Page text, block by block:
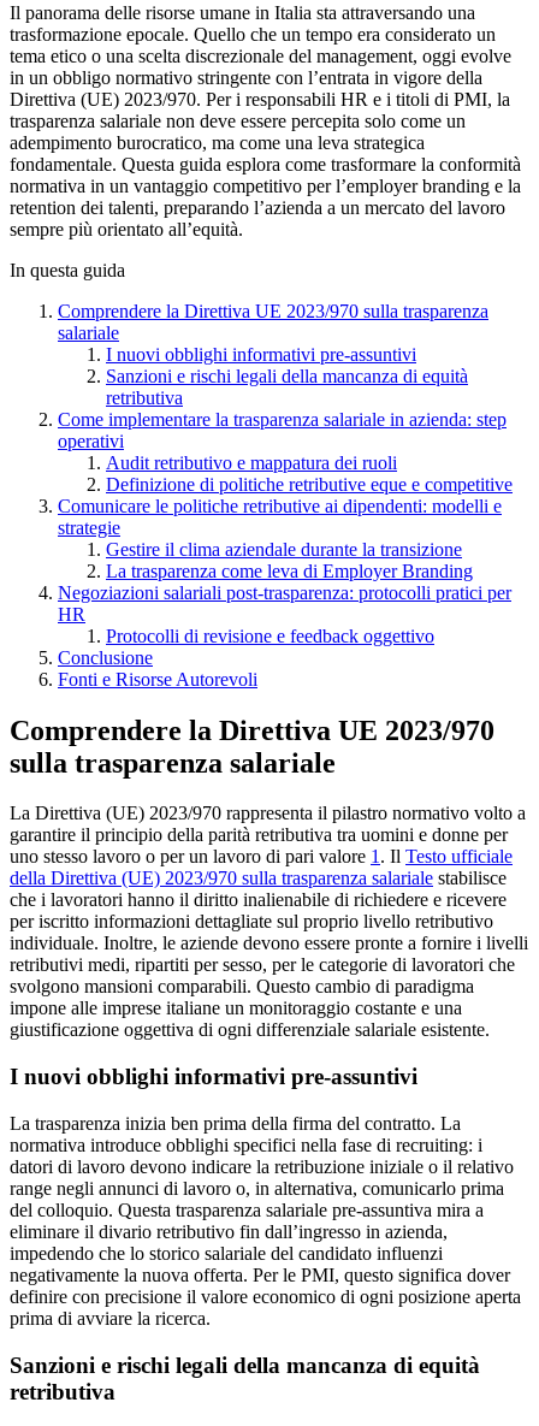
Il panorama delle risorse umane in Italia sta attraversando una
trasformazione epocale. Quello che un tempo era considerato un
tema etico o una scelta discrezionale del management, oggi evolve
in un obbligo normativo stringente con l’entrata in vigore della
Direttiva (UE) 2023/970. Per i responsabili HR e i titoli di PMI, la
trasparenza salariale non deve essere percepita solo come un
adempimento burocratico, ma come una leva strategica
fondamentale. Questa guida esplora come trasformare la conformità
normativa in un vantaggio competitivo per l’employer branding e la
retention dei talenti, preparando l’azienda a un mercato del lavoro
sempre più orientato all’equità.
In questa guida
Comprendere la Direttiva UE 2023/970 sulla trasparenza
salariale
I nuovi obblighi informativi pre-assuntivi
Sanzioni e rischi legali della mancanza di equità
retributiva
Come implementare la trasparenza salariale in azienda: step
operativi
Audit retributivo e mappatura dei ruoli
Definizione di politiche retributive eque e competitive
Comunicare le politiche retributive ai dipendenti: modelli e
strategie
Gestire il clima aziendale durante la transizione
La trasparenza come leva di Employer Branding
Negoziazioni salariali post-trasparenza: protocolli pratici per
HR
Protocolli di revisione e feedback oggettivo
Conclusione
Fonti e Risorse Autorevoli
Comprendere la Direttiva UE 2023/970
sulla trasparenza salariale
La Direttiva (UE) 2023/970 rappresenta il pilastro normativo volto a
garantire il principio della parità retributiva tra uomini e donne per
uno stesso lavoro o per un lavoro di pari valore 1. Il Testo ufficiale
della Direttiva (UE) 2023/970 sulla trasparenza salariale stabilisce
che i lavoratori hanno il diritto inalienabile di richiedere e ricevere
per iscritto informazioni dettagliate sul proprio livello retributivo
individuale. Inoltre, le aziende devono essere pronte a fornire i livelli
retributivi medi, ripartiti per sesso, per le categorie di lavoratori che
svolgono mansioni comparabili. Questo cambio di paradigma
impone alle imprese italiane un monitoraggio costante e una
giustificazione oggettiva di ogni differenziale salariale esistente.
I nuovi obblighi informativi pre-assuntivi
La trasparenza inizia ben prima della firma del contratto. La
normativa introduce obblighi specifici nella fase di recruiting: i
datori di lavoro devono indicare la retribuzione iniziale o il relativo
range negli annunci di lavoro o, in alternativa, comunicarlo prima
del colloquio. Questa trasparenza salariale pre-assuntiva mira a
eliminare il divario retributivo fin dall’ingresso in azienda,
impedendo che lo storico salariale del candidato influenzi
negativamente la nuova offerta. Per le PMI, questo significa dover
definire con precisione il valore economico di ogni posizione aperta
prima di avviare la ricerca.
Sanzioni e rischi legali della mancanza di equità
retributiva